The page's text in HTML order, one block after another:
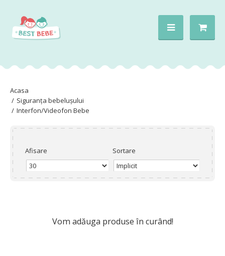
Siguranța bebelușului
Interfon/Videofon Bebe
Afisare Sortare
Vom adăuga produse în curând!